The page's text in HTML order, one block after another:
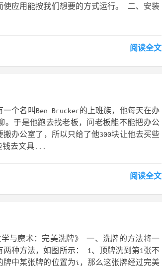
应用能按我们想要的方式运行。 二、安装
阅读全文
个名叫Ben Brucker的上班族，他每天在办
。于是他跑去找老板，问老板能不能把办公
办公室了，所以只给了他300块让他去买些
钱去文具...
阅读全文
与魔术：完美洗牌》 一、洗牌的方法将一
种方法，如图所示： 1、顶牌洗到第1张不
中某张牌的位置为i，那么这张牌经过完美